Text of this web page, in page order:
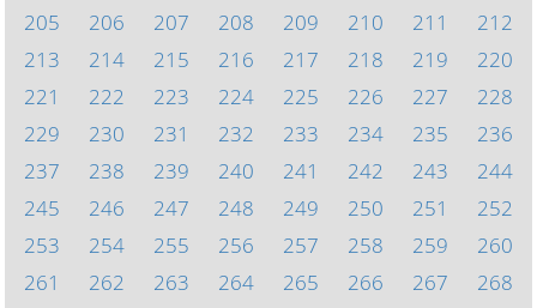
205
206 207 208 209 210 211
212
213
214 215 216 217 218 219
220
221
222 223 224 225 226 227
228
229
230 231 232 233 234 235
236
237
238 239 240 241 242 243
244
245
246 247 248 249 250 251
252
253
254 255 256 257 258 259
260
261
262 263 264 265 266 267
268